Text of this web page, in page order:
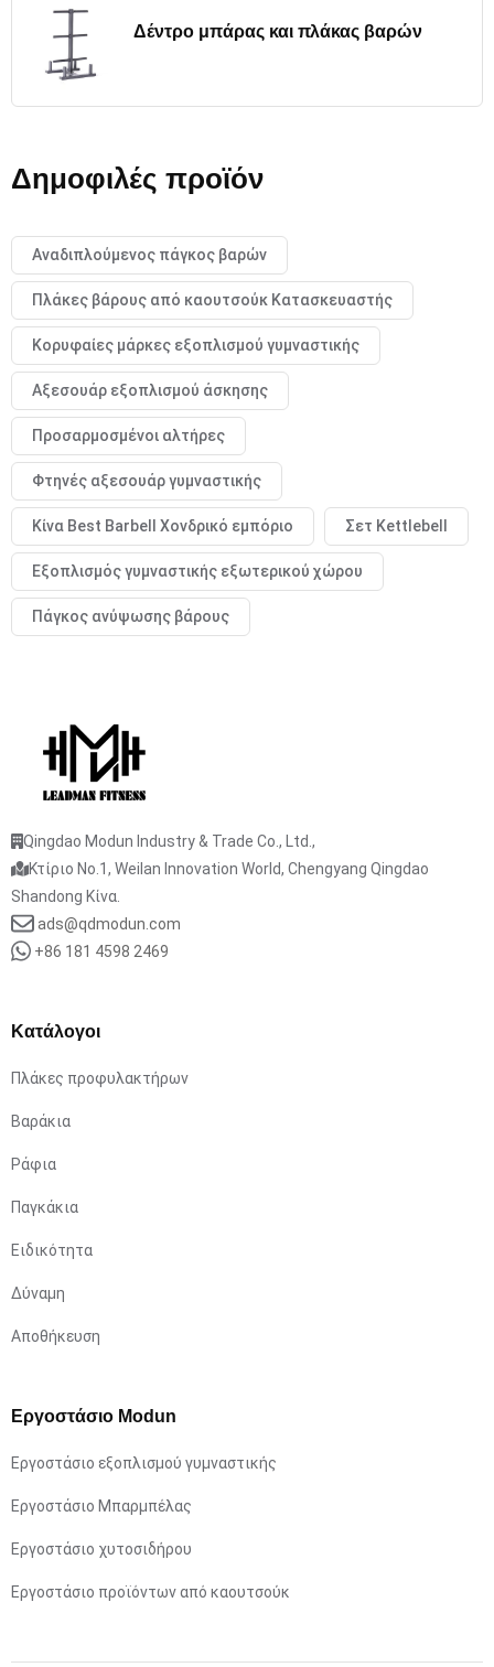
Δέντρο μπάρας και πλάκας βαρών
Δημοφιλές προϊόν
Αναδιπλούμενος πάγκος βαρών
Πλάκες βάρους από καουτσούκ Κατασκευαστής
Κορυφαίες μάρκες εξοπλισμού γυμναστικής
Αξεσουάρ εξοπλισμού άσκησης
Προσαρμοσμένοι αλτήρες
Φτηνές αξεσουάρ γυμναστικής
Κίνα Best Barbell Χονδρικό εμπόριο Σετ Kettlebell
Εξοπλισμός γυμναστικής εξωτερικού χώρου
Πάγκος ανύψωσης βάρους
Qingdao Modun Industry & Trade Co., Ltd.,
Κτίριο No.1, Weilan Innovation World, Chengyang Qingdao
Shandong Κίνα.
ads@qdmodun.com
+86 181 4598 2469
Κατάλογοι
Πλάκες προφυλακτήρων
Βαράκια
Ράφια
Παγκάκια
Ειδικότητα
Δύναμη
Αποθήκευση
Εργοστάσιο Modun
Εργοστάσιο εξοπλισμού γυμναστικής
Εργοστάσιο Μπαρμπέλας
Εργοστάσιο χυτοσιδήρου
Εργοστάσιο προϊόντων από καουτσούκ